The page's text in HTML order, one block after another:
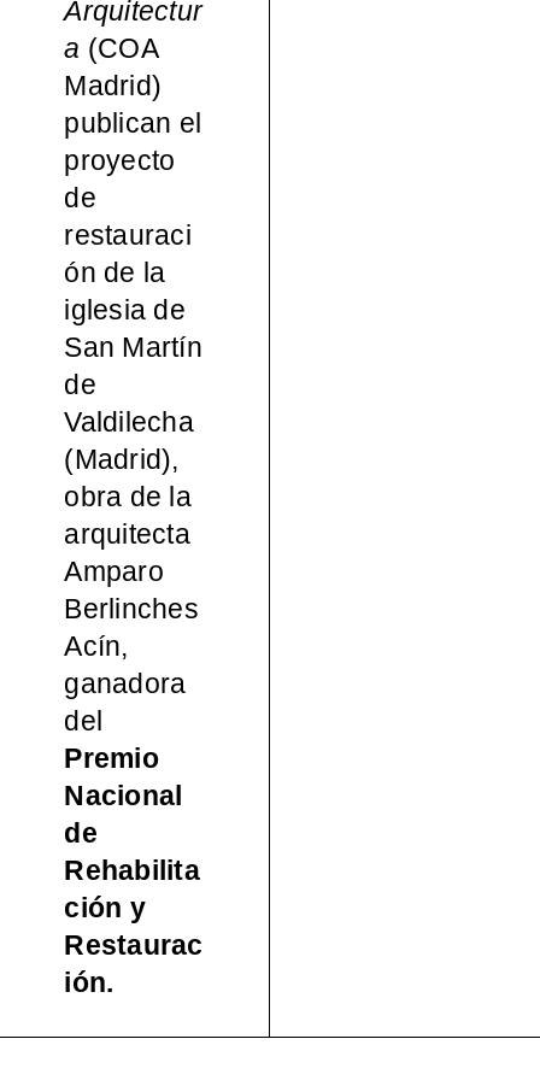
Arquitectur
a (COA
Madrid)
publican el
proyecto
de
restauraci
ón de la
iglesia de
San Martín
de
Valdilecha
(Madrid),
obra de la
arquitecta
Amparo
Berlinches
Acín,
ganadora
del
Premio
Nacional
de
Rehabilita
ción y
Restaurac
ión.